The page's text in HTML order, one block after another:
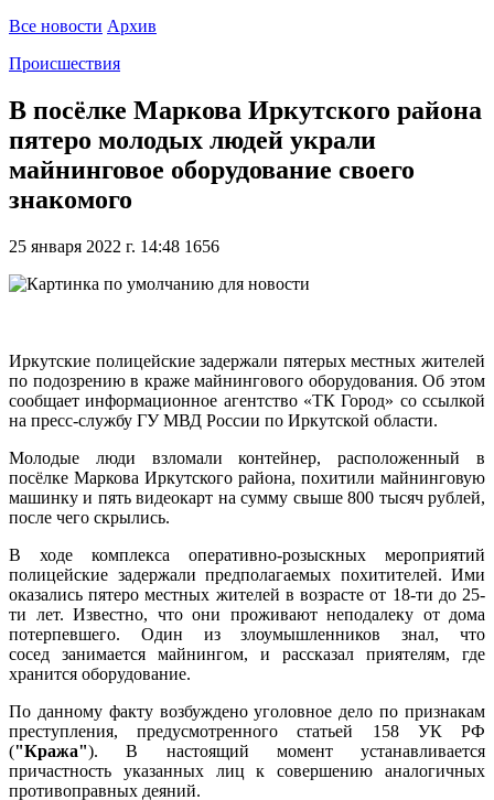
Все новости Архив
Происшествия
В посёлке Маркова Иркутского района
пятеро молодых людей украли
майнинговое оборудование своего
знакомого
25 января 2022 г. 14:48 1656
Иркутские полицейские задержали пятерых местных жителей
по подозрению в краже майнингового оборудования. Об этом
сообщает информационное агентство «ТК Город» со ссылкой
на пресс-службу ГУ МВД России по Иркутской области.
Молодые люди взломали контейнер, расположенный в
посёлке Маркова Иркутского района, похитили майнинговую
машинку и пять видеокарт на сумму свыше 800 тысяч рублей,
после чего скрылись.
В ходе комплекса оперативно-розыскных мероприятий
полицейские задержали предполагаемых похитителей. Ими
оказались пятеро местных жителей в возрасте от 18-ти до 25-
ти лет. Известно, что они проживают неподалеку от дома
потерпевшего. Один из злоумышленников знал, что
сосед занимается майнингом, и рассказал приятелям, где
хранится оборудование.
По данному факту возбуждено уголовное дело по признакам
преступления, предусмотренного статьей 158 УК РФ
("Кража"). В настоящий момент устанавливается
причастность указанных лиц к совершению аналогичных
противоправных деяний.